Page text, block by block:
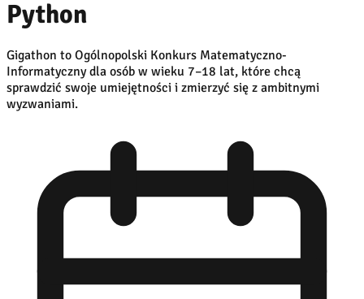
Python
Gigathon to Ogólnopolski Konkurs Matematyczno-
Informatyczny dla osób w wieku 7–18 lat, które chcą
sprawdzić swoje umiejętności i zmierzyć się z ambitnymi
wyzwaniami.